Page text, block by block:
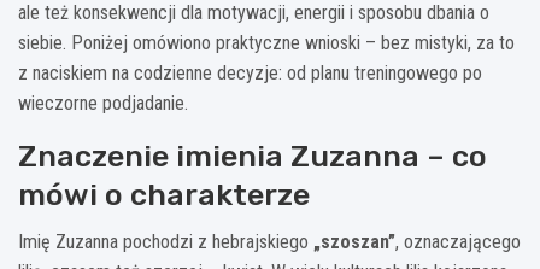
ale też konsekwencji dla motywacji, energii i sposobu dbania o
siebie. Poniżej omówiono praktyczne wnioski – bez mistyki, za to
z naciskiem na codzienne decyzje: od planu treningowego po
wieczorne podjadanie.
Znaczenie imienia Zuzanna – co
mówi o charakterze
Imię Zuzanna pochodzi z hebrajskiego „szoszan”, oznaczającego